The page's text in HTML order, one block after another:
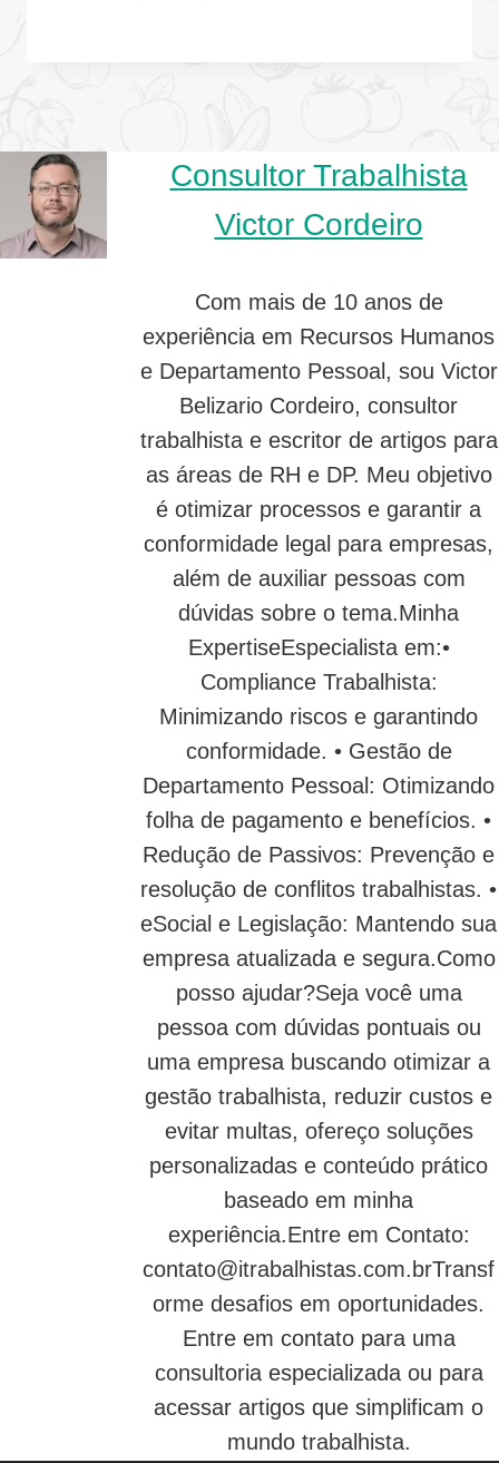
Consultor Trabalhista
Victor Cordeiro
Com mais de 10 anos de
experiência em Recursos Humanos
e Departamento Pessoal, sou Victor
Belizario Cordeiro, consultor
trabalhista e escritor de artigos para
as áreas de RH e DP. Meu objetivo
é otimizar processos e garantir a
conformidade legal para empresas,
além de auxiliar pessoas com
dúvidas sobre o tema.Minha
ExpertiseEspecialista em:•
Compliance Trabalhista:
Minimizando riscos e garantindo
conformidade. • Gestão de
Departamento Pessoal: Otimizando
folha de pagamento e benefícios. •
Redução de Passivos: Prevenção e
resolução de conflitos trabalhistas. •
eSocial e Legislação: Mantendo sua
empresa atualizada e segura.Como
posso ajudar?Seja você uma
pessoa com dúvidas pontuais ou
uma empresa buscando otimizar a
gestão trabalhista, reduzir custos e
evitar multas, ofereço soluções
personalizadas e conteúdo prático
baseado em minha
experiência.Entre em Contato:
contato@itrabalhistas.com.brTransf
orme desafios em oportunidades.
Entre em contato para uma
consultoria especializada ou para
acessar artigos que simplificam o
mundo trabalhista.